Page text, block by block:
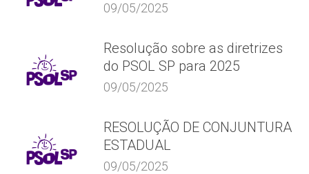
09/05/2025
Resolução sobre as diretrizes
do PSOL SP para 2025
09/05/2025
RESOLUÇÃO DE CONJUNTURA
ESTADUAL
09/05/2025